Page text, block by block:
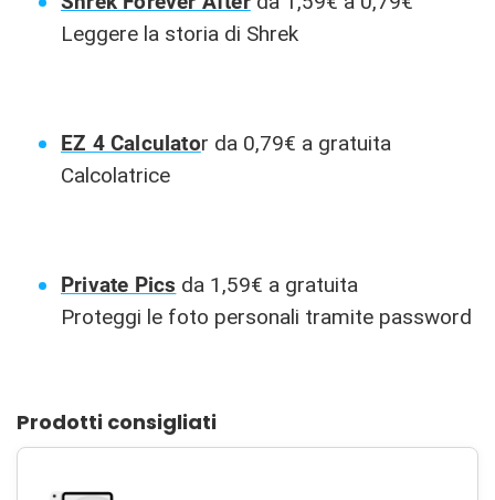
Leggere la storia di Shrek
EZ 4 Calculator da 0,79€ a gratuita
Calcolatrice
Private Pics da 1,59€ a gratuita
Proteggi le foto personali tramite password
Prodotti consigliati